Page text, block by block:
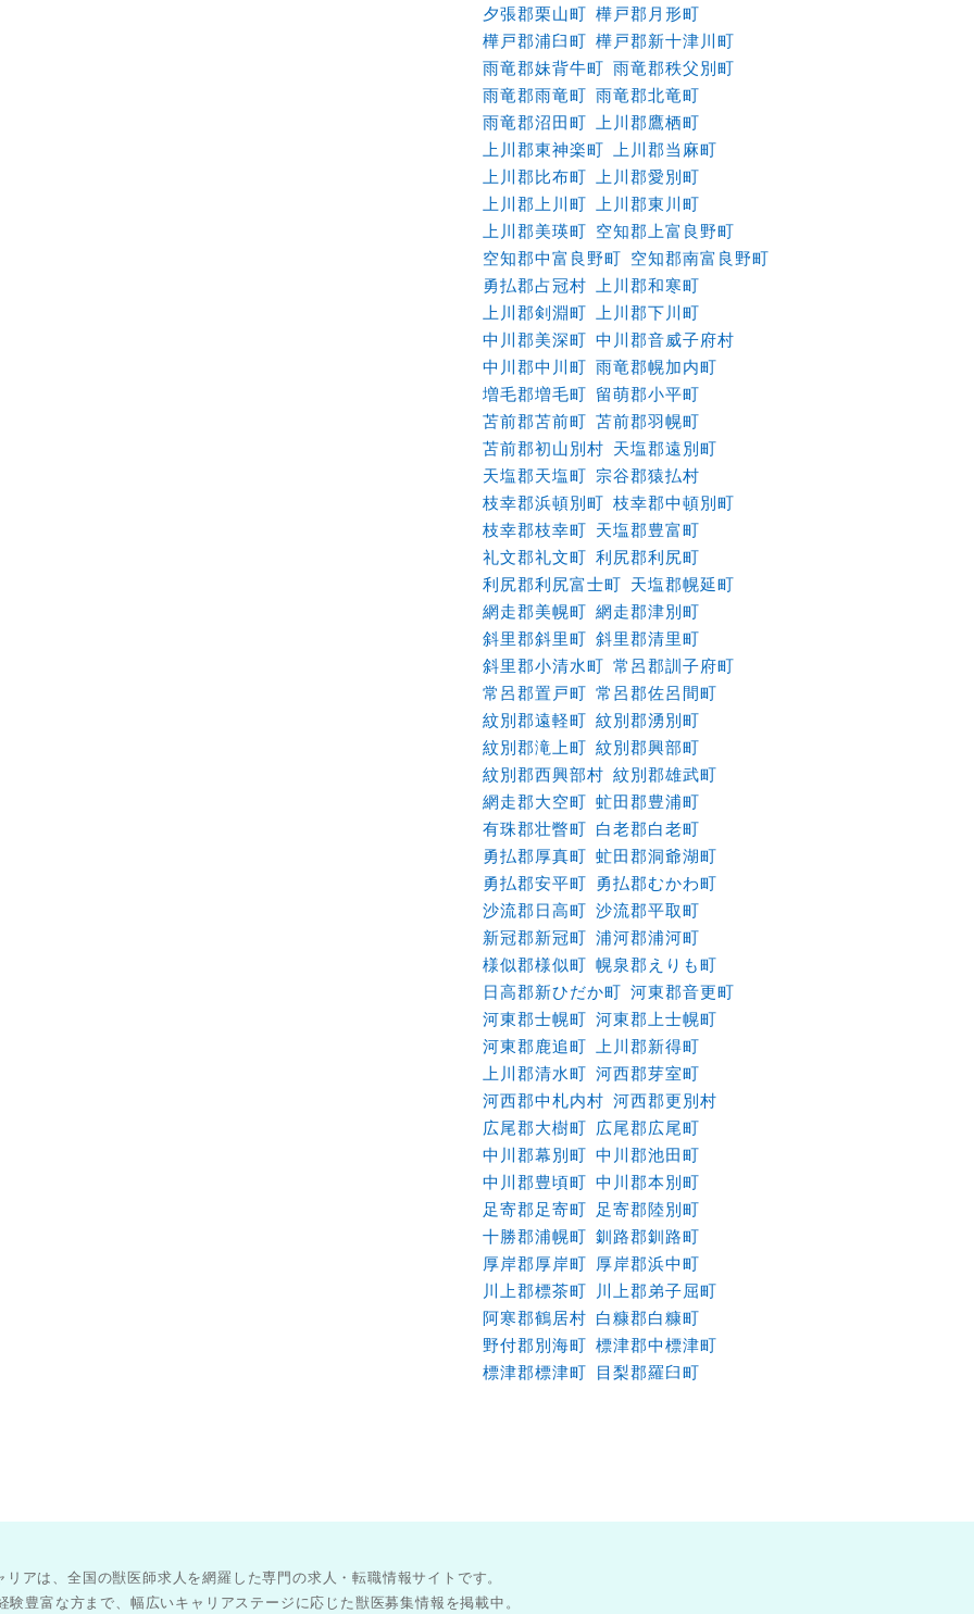
夕張郡栗山町 樺戸郡月形町
樺戸郡浦臼町 樺戸郡新十津川町
雨竜郡妹背牛町 雨竜郡秩父別町
雨竜郡雨竜町 雨竜郡北竜町
雨竜郡沼田町
上川郡鷹栖町
上川郡東神楽町
上川郡当麻町
上川郡比布町
上川郡愛別町
上川郡上川町
上川郡東川町
上川郡美瑛町 空知郡上富良野町
空知郡中富良野町 空知郡南富良野町
勇払郡占冠村
上川郡和寒町
上川郡剣淵町
上川郡下川町
中川郡美深町 中川郡音威子府村
中川郡中川町 雨竜郡幌加内町
増毛郡増毛町 留萌郡小平町
苫前郡苫前町 苫前郡羽幌町
苫前郡初山別村 天塩郡遠別町
天塩郡天塩町 宗谷郡猿払村
枝幸郡浜頓別町 枝幸郡中頓別町
枝幸郡枝幸町 天塩郡豊富町
礼文郡礼文町 利尻郡利尻町
利尻郡利尻富士町 天塩郡幌延町
網走郡美幌町 網走郡津別町
斜里郡斜里町 斜里郡清里町
斜里郡小清水町 常呂郡訓子府町
常呂郡置戸町 常呂郡佐呂間町
紋別郡遠軽町 紋別郡湧別町
紋別郡滝上町 紋別郡興部町
紋別郡西興部村 紋別郡雄武町
網走郡大空町 虻田郡豊浦町
有珠郡壮瞥町 白老郡白老町
勇払郡厚真町 虻田郡洞爺湖町
勇払郡安平町
勇払郡むかわ町
沙流郡日高町 沙流郡平取町
新冠郡新冠町 浦河郡浦河町
様似郡様似町 幌泉郡えりも町
日高郡新ひだか町 河東郡音更町
河東郡士幌町 河東郡上士幌町
河東郡鹿追町
上川郡新得町
上川郡清水町 河西郡芽室町
河西郡中札内村 河西郡更別村
広尾郡大樹町 広尾郡広尾町
中川郡幕別町 中川郡池田町
中川郡豊頃町 中川郡本別町
足寄郡足寄町
足寄郡陸別町
十勝郡浦幌町 釧路郡釧路町
厚岸郡厚岸町
厚岸郡浜中町
川上郡標茶町
川上郡弟子屈町
阿寒郡鶴居村 白糠郡白糠町
野付郡別海町 標津郡中標津町
標津郡標津町
目梨郡羅臼町
アは、全国の獣医師求人を網羅した専門の求人・転職情報サイトです。
験豊富な方まで、幅広いキャリアステージに応じた獣医募集情報を掲載中。